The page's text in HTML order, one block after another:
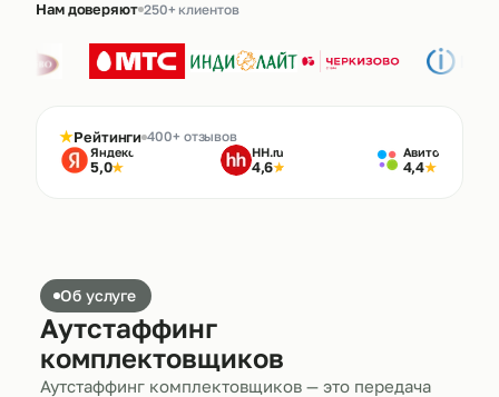
Нам доверяют 250+ клиентов
★Рейтинги 400+ отзывов
Яндекс
5,0★
HH.ru
4,6★
Авито
4,4★
Об услуге
Аутстаффинг
комплектовщиков
Аутстаффинг комплектовщиков — это передача